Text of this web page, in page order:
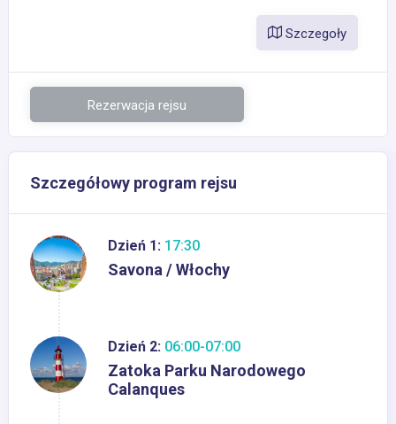
Szczegoły
Rezerwacja rejsu
Szczegółowy program rejsu
Dzień 1: 17:30
Savona / Włochy
Dzień 2: 06:00-07:00
Zatoka Parku Narodowego
Calanques